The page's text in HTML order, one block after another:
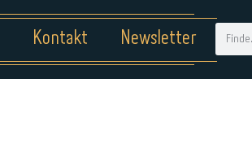
Kontakt Newsletter